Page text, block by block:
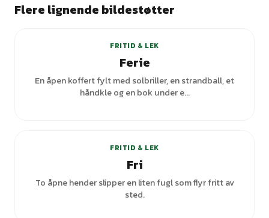
Flere lignende bildestøtter
FRITID & LEK
Ferie
En åpen koffert fylt med solbriller, en strandball, et
håndkle og en bok under e...
FRITID & LEK
Fri
To åpne hender slipper en liten fugl som flyr fritt av
sted.